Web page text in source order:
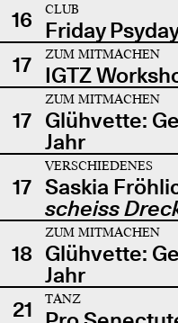
16
CLUB
Friday
17
ZUM MITMACHEN
IGTZ
17
ZUM MITMACHEN
Glühvette:
Jahr
17
VERSCHIEDENES
Saskia
scheiss
18
ZUM MITMACHEN
Glühvette:
Jahr
21
TANZ